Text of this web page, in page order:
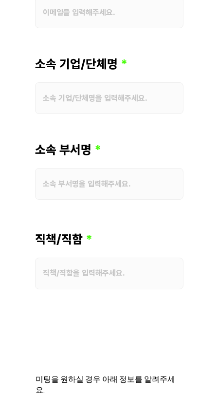
소속 기업/단체명
소속 부서명
직책/직함
미팅을 원하실 경우 아래 정보를 알려주세
요.